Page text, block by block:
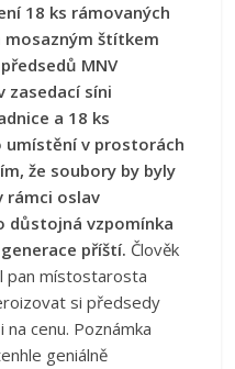
18 ks rámovaných
štítkem
MNV
zasedací síni
a 18 ks
v prostorách
že soubory by byly
rámci oslav
důstojná vzpomínka
příští. Člověk
pan místostarosta
si předsedy
na cenu. Poznámka
geniálně